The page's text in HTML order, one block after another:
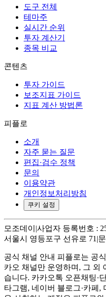
도구 전체
테마주
실시간 순위
투자 계산기
종목 비교
콘텐츠
투자 가이드
보조지표 가이드
지표 계산 방법론
피플로
소개
자주 묻는 질문
편집·검수 정책
문의
이용약관
개인정보처리방침
쿠키 설정
모조데이 |사업자 등록번호 :
서울시 영등포구 선유로 71 |
공식 채널 안내 피플로는 공
카오 채널만 운영하며, 그 외
습니다. 카카오톡 오픈채팅·
타그램, 네이버 블로그·카페,